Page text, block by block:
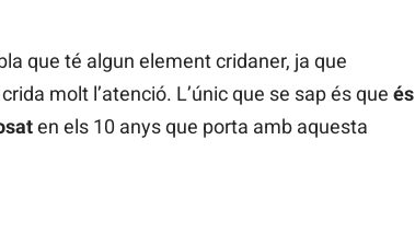
que té algun element cridaner, ja que
molt l’atenció. L’únic que se sap és que és
en els 10 anys que porta amb aquesta